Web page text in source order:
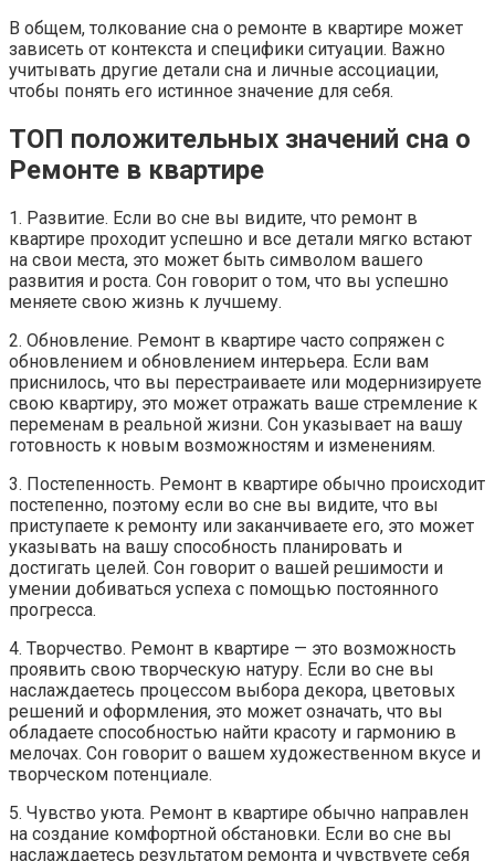
В общем, толкование сна о ремонте в квартире может
зависеть от контекста и специфики ситуации. Важно
учитывать другие детали сна и личные ассоциации,
чтобы понять его истинное значение для себя.
ТОП положительных значений сна о
Ремонте в квартире
1. Развитие. Если во сне вы видите, что ремонт в
квартире проходит успешно и все детали мягко встают
на свои места, это может быть символом вашего
развития и роста. Сон говорит о том, что вы успешно
меняете свою жизнь к лучшему.
2. Обновление. Ремонт в квартире часто сопряжен с
обновлением и обновлением интерьера. Если вам
приснилось, что вы перестраиваете или модернизируете
свою квартиру, это может отражать ваше стремление к
переменам в реальной жизни. Сон указывает на вашу
готовность к новым возможностям и изменениям.
3. Постепенность. Ремонт в квартире обычно происходит
постепенно, поэтому если во сне вы видите, что вы
приступаете к ремонту или заканчиваете его, это может
указывать на вашу способность планировать и
достигать целей. Сон говорит о вашей решимости и
умении добиваться успеха с помощью постоянного
прогресса.
4. Творчество. Ремонт в квартире — это возможность
проявить свою творческую натуру. Если во сне вы
наслаждаетесь процессом выбора декора, цветовых
решений и оформления, это может означать, что вы
обладаете способностью найти красоту и гармонию в
мелочах. Сон говорит о вашем художественном вкусе и
творческом потенциале.
5. Чувство уюта. Ремонт в квартире обычно направлен
на создание комфортной обстановки. Если во сне вы
наслаждаетесь результатом ремонта и чувствуете себя